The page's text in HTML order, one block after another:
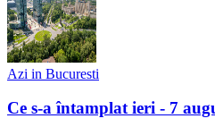
Azi in Bucuresti
Ce s-a întamplat ieri - 7